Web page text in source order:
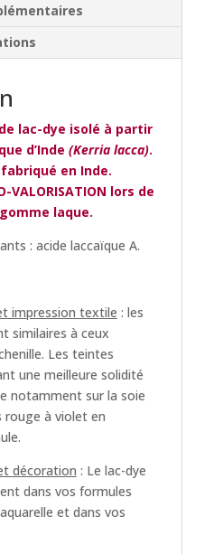
lac-dye isolé à partir
d’Inde (Kerria lacca).
en Inde.
VALORISATION lors de
laque.
: acide laccaïque A.
impression textile : les
similaires à ceux
Les teintes
une meilleure solidité
notamment sur la soie
rouge à violet en
décoration : Le lac-dye
dans vos formules
et dans vos